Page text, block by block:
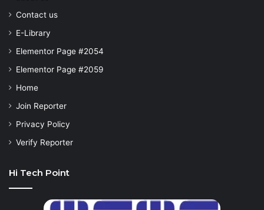
Contact us
E-Library
Elementor Page #2054
Elementor Page #2059
Home
Join Reporter
Privacy Policy
Verify Reporter
Hi Tech Point